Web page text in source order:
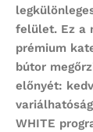
felület. Ez a
prémium
bútor
előnyét:
WHITE